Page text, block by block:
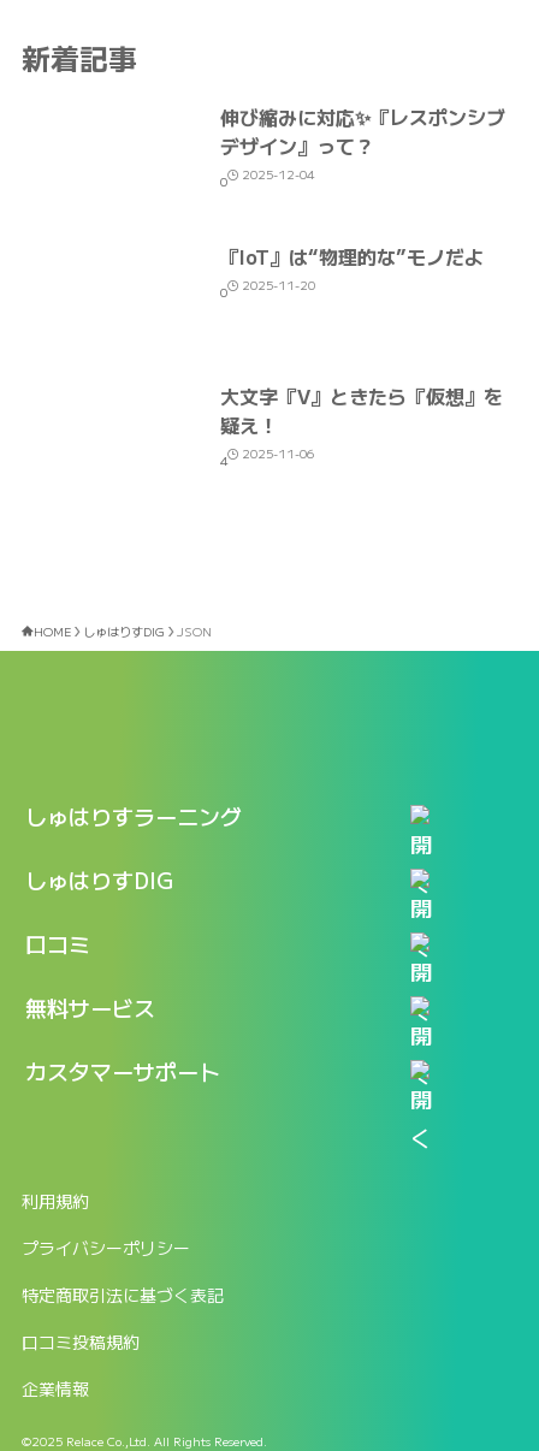
新着記事
伸び縮みに対応✨『レスポンシブ
デザイン』って？
0 2025-12-04
『IoT』は“物理的な”モノだよ
0 2025-11-20
大文字『V』ときたら『仮想』を
疑え！
4 2025-11-06
HOME しゅはりすDIG JSON
しゅはりすラーニング
特長
料金
新着情報
ログイン
しゅはりすDIG
記事一覧
口コミ
口コミ一覧
無料サービス
LINEで『Iパス ならし学習』
カスタマーサポート
返金申請フォーム
利用規約
プライバシーポリシー
特定商取引法に基づく表記
口コミ投稿規約
企業情報
©2025 Relace Co.,Ltd. All Rights Reserved.